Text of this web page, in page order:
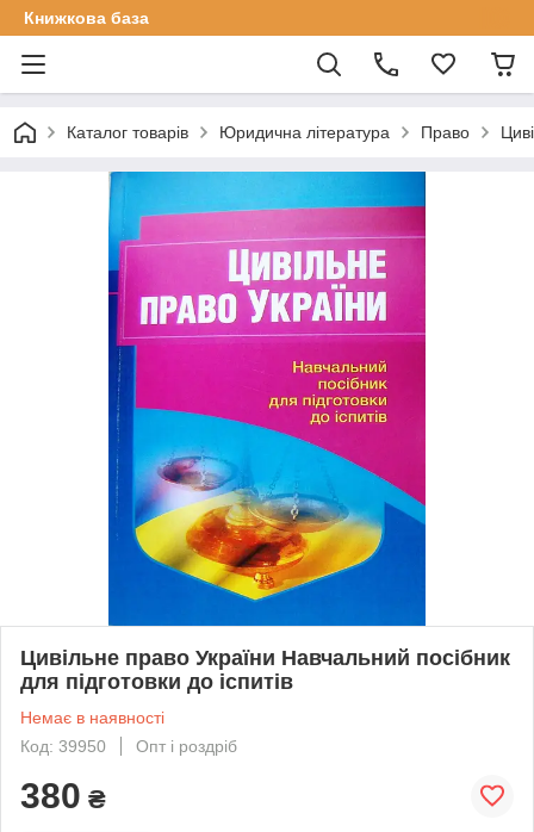
Книжкова база
Каталог товарів Юридична література Право
Цивільне право України Навчальний посібник
для підготовки до іспитів
Немає в наявності
Код: 39950
Опт і роздріб
380 ₴